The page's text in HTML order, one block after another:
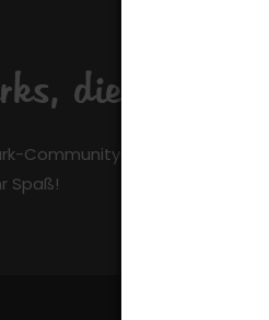
die du
Community kostenlos bei
Spaß!